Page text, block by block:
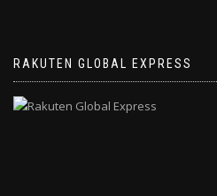
RAKUTEN GLOBAL EXPRESS